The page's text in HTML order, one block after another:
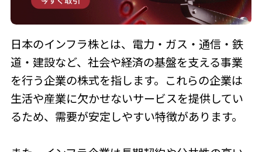
日本のインフラ株とは、電力・ガス・通信・鉄
道・建設など、社会や経済の基盤を支える事業
を行う企業の株式を指します。これらの企業は
生活や産業に欠かせないサービスを提供してい
るため、需要が安定しやすい特徴があります。